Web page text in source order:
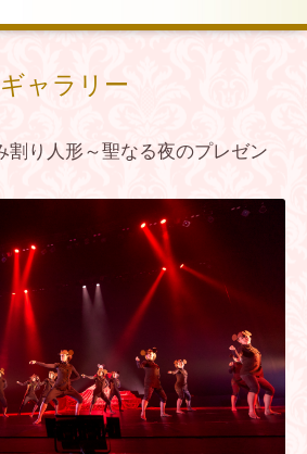
ギャラリー
割り人形～聖なる夜のプレゼン